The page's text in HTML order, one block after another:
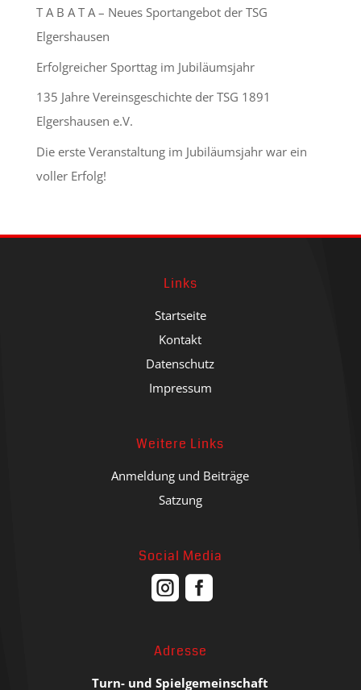
T A B A T A – Neues Sportangebot der TSG
Elgershausen
Erfolgreicher Sporttag im Jubiläumsjahr
135 Jahre Vereinsgeschichte der TSG 1891
Elgershausen e.V.
Die erste Veranstaltung im Jubiläumsjahr war ein
voller Erfolg!
Links
Startseite
Kontakt
Datenschutz
Impressum
Weitere Links
Anmeldung und Beiträge
Satzung
Social Media
 
Adresse
Turn- und Spielgemeinschaft